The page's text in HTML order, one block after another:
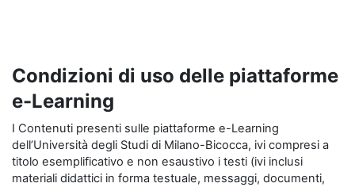
Condizioni di uso delle piattaforme
e-Learning
I Contenuti presenti sulle piattaforme e-Learning
dell’Università degli Studi di Milano-Bicocca, ivi compresi a
titolo esemplificativo e non esaustivo i testi (ivi inclusi
materiali didattici in forma testuale, messaggi, documenti,